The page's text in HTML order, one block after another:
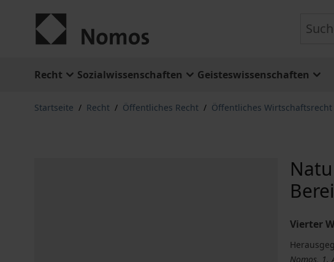
Recht Sozialwissenschaften Geisteswissenschaften
Startseite / Recht / Öffentliches Recht / Öffentliches Wirtschaftsrecht
Vierter
Nomos, 1.